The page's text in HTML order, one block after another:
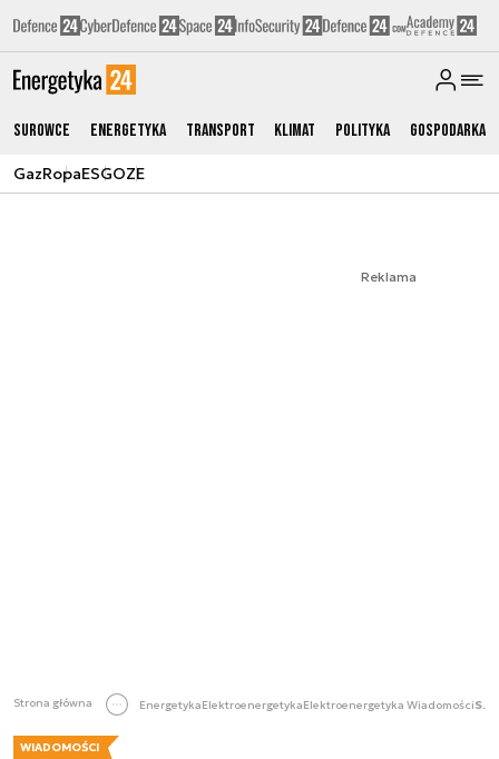
Surowce Energetyka Transport Klimat Polityka Gospodarka
GazRopaESGOZE
Reklama
Strona główna EnergetykaElektroenergetykaElektroenergetyka Wiadomości
WIADOMOŚCI